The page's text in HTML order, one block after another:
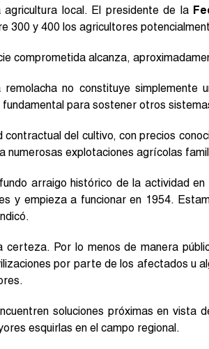
agricultura local. El presidente de la
300 y 400 los agricultores
comprometida alcanza,
no constituye simplemente
para sostener otros
contractual del cultivo, con precios
numerosas explotaciones agrícolas
arraigo histórico de la actividad
y empieza a funcionar en 1954.
certeza. Por lo menos de manera
por parte de los afectados u
soluciones próximas en vista
esquirlas en el campo regional.